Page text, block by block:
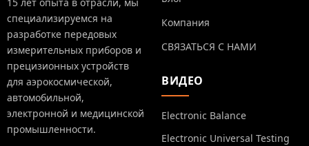
специализируемся на
разработке передовых
измерительных приборов и
прецизионных устройств
для аэрокосмической,
автомобильной,
электронной и медицинской
промышленности.
Компания
СВЯЗАТЬСЯ С НАМИ
ВИДЕО
Electronic Balance
Electronic Universal Testing